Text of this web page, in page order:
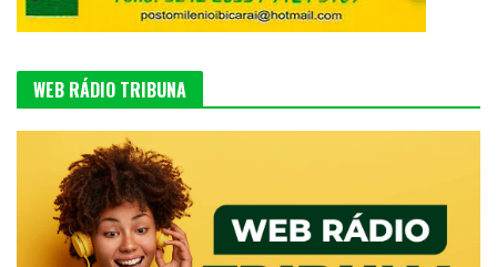
WEB RÁDIO TRIBUNA